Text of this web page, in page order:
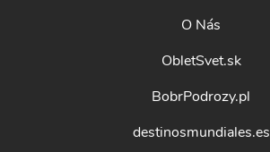
O Nás
ObletSvet.sk
BobrPodrozy.pl
destinosmundiales.es